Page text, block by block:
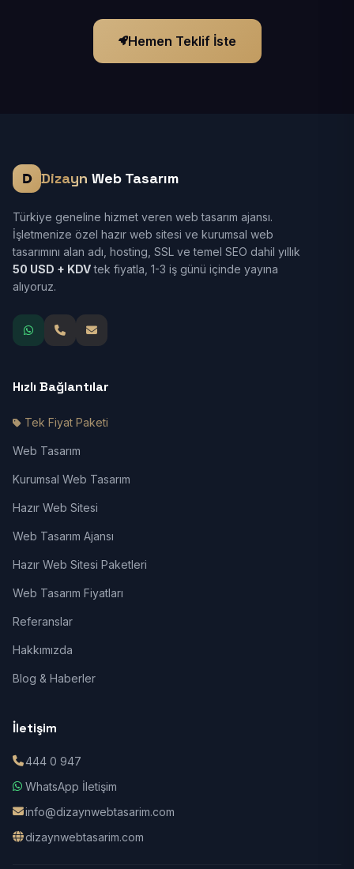
Hemen Teklif İste
Dizayn Web Tasarım
Türkiye geneline hizmet veren web tasarım ajansı.
İşletmenize özel hazır web sitesi ve kurumsal web
tasarımını alan adı, hosting, SSL ve temel SEO dahil yıllık
50 USD + KDVtek fiyatla, 1-3 iş günü içinde yayına
alıyoruz.
Hızlı Bağlantılar
Tek Fiyat Paketi
Web Tasarım
Kurumsal Web Tasarım
Hazır Web Sitesi
Web Tasarım Ajansı
Hazır Web Sitesi Paketleri
Web Tasarım Fiyatları
Referanslar
Hakkımızda
Blog & Haberler
İletişim
444 0 947
WhatsApp İletişim
info@dizaynwebtasarim.com
dizaynwebtasarim.com